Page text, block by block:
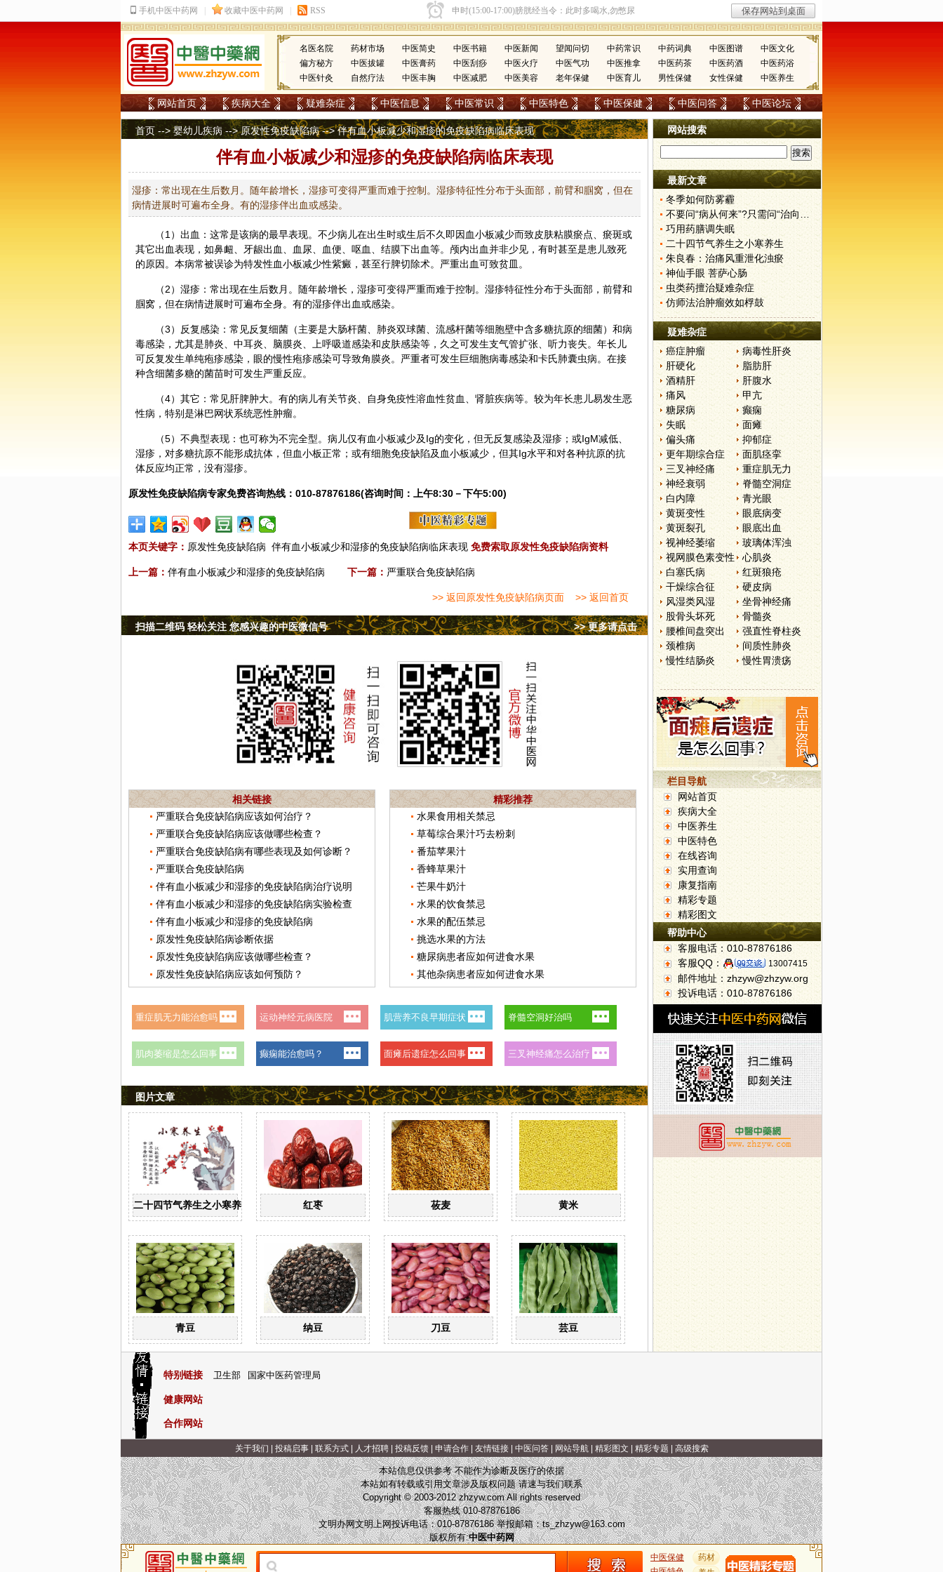
名医名院 药材市场 中医简史 中医书籍 中医新闻 望闻问切 中药常识 中药词典 中医图谱
中医文化
偏方秘方
中医拔罐 中医膏药 中医刮痧 中医火疗 中医气功 中医推拿 中医药茶 中医药酒
中医药浴
中医针灸
自然疗法 中医丰胸 中医减肥 中医美容 老年保健 中医育儿 男性保健 女性保健 中医养生
网站首页 疾病大全 疑难杂症 中医信息 中医常识 中医特色 中医保健 中医问答 中医论坛
首页 -->婴幼儿疾病-->原发性免疫缺陷病--> 伴有血小板减少和湿疹的免疫缺陷病临床表现
伴有血小板减少和湿疹的免疫缺陷病临床表现
湿疹：常出现在生后数月。随年龄增长，湿疹可变得严重而难于控制。湿疹特征性分布于头面部，前臂和腘窝，但在
病情进展时可遍布全身。有的湿疹伴出血或感染。
（1）出血：这常是该病的最早表现。不少病儿在出生时或生后不久即因血小板减少而致皮肤粘膜瘀点、瘀斑或
其它出血表现，如鼻衄、牙龈出血、血尿、血便、呕血、结膜下出血等。颅内出血并非少见，有时甚至是患儿致死
的原因。本病常被误诊为特发性血小板减少性紫癜，甚至行脾切除术。严重出血可致贫皿。
（2）湿疹：常出现在生后数月。随年龄增长，湿疹可变得严重而难于控制。湿疹特征性分布于头面部，前臂和
腘窝，但在病情进展时可遍布全身。有的湿疹伴出血或感染。
（3）反复感染：常见反复细菌（主要是大肠杆菌、肺炎双球菌、流感杆菌等细胞壁中含多糖抗原的细菌）和病
毒感染，尤其是肺炎、中耳炎、脑膜炎、上呼吸道感染和皮肤感染等，久之可发生支气管扩张、听力丧失。年长儿
可反复发生单纯疱疹感染，眼的慢性疱疹感染可导致角膜炎。严重者可发生巨细胞病毒感染和卡氏肺囊虫病。在接
种含细菌多糖的菌苗时可发生严重反应。
（4）其它：常见肝脾肿大。有的病儿有关节炎、自身免疫性溶血性贫血、肾脏疾病等。较为年长患儿易发生恶
性病，特别是淋巴网状系统恶性肿瘤。
（5）不典型表现：也可称为不完全型。病儿仅有血小板减少及Ig的变化，但无反复感染及湿疹；或IgM减低、
湿疹，对多糖抗原不能形成抗体，但血小板正常；或有细胞免疫缺陷及血小板减少，但其Ig水平和对各种抗原的抗
体反应均正常，没有湿疹。
原发性免疫缺陷病专家免费咨询热线：010-87876186(咨询时间：上午8:30－下午5:00)
本页关键字： 原发性免疫缺陷病 伴有血小板减少和湿疹的免疫缺陷病临床表现 免费索取原发性免疫缺陷病资料
上一篇： 伴有血小板减少和湿疹的免疫缺陷病 下一篇： 严重联合免疫缺陷病
>> 返回原发性免疫缺陷病页面 >> 返回首页
>> 更多请点击
扫描二维码 轻松关注 您感兴趣的中医微信号
相关链接
严重联合免疫缺陷病应该如何治疗？
严重联合免疫缺陷病应该做哪些检查？
严重联合免疫缺陷病有哪些表现及如何诊断？
严重联合免疫缺陷病
伴有血小板减少和湿疹的免疫缺陷病治疗说明
伴有血小板减少和湿疹的免疫缺陷病实验检查
伴有血小板减少和湿疹的免疫缺陷病
原发性免疫缺陷病诊断依据
原发性免疫缺陷病应该做哪些检查？
原发性免疫缺陷病应该如何预防？
精彩推荐
水果食用相关禁忌
草莓综合果汁巧去粉刺
番茄苹果汁
香蜂草果汁
芒果牛奶汁
水果的饮食禁忌
水果的配伍禁忌
挑选水果的方法
糖尿病患者应如何进食水果
其他杂病患者应如何进食水果
图片文章
二十四节气养生之小寒养生 红枣 莜麦 黄米
青豆 纳豆 刀豆 芸豆
网站搜索
最新文章
冬季如何防雾霾
不要问“病从何来”?只需问“治向何去”?
巧用药膳调失眠
二十四节气养生之小寒养生
朱良春：治痛风重泄化浊瘀
神仙手眼 菩萨心肠
虫类药擅治疑难杂症
仿师法治肿瘤效如桴鼓
疑难杂症
癌症肿瘤
病毒性肝炎
肝硬化
脂肪肝
酒精肝
肝腹水
痛风
甲亢
糖尿病
癫痫
失眠
面瘫
偏头痛
抑郁症
更年期综合症
面肌痉挛
三叉神经痛
重症肌无力
神经衰弱
脊髓空洞症
白内障
青光眼
黄斑变性
眼底病变
黄斑裂孔
眼底出血
视神经萎缩
玻璃体浑浊
视网膜色素变性
心肌炎
白塞氏病
红斑狼疮
干燥综合征
硬皮病
风湿类风湿
坐骨神经痛
股骨头坏死
骨髓炎
腰椎间盘突出
强直性脊柱炎
颈椎病
间质性肺炎
慢性结肠炎
慢性胃溃疡
栏目导航
网站首页
疾病大全
中医养生
中医特色
在线咨询
实用查询
康复指南
精彩专题
精彩图文
帮助中心
客服电话：010-87876186
客服QQ：
13007415
邮件地址：zhzyw@zhzyw.org
投诉电话：010-87876186
特别链接 卫生部 国家中医药管理局
健康网站
合作网站
关于我们 投稿启事| 联系方式| 人才招聘| 投稿反馈| 申请合作| 友情链接| 中医问答| 网站导航| 精彩图文 精彩专题 高级搜索
本站信息仅供参考 不能作为诊断及医疗的依据
本站如有转载或引用文章涉及版权问题 请速与我们联系
Copyright © 2003-2012 zhzyw.com All rights reserved
客服热线 010-87876186
文明办网文明上网投诉电话：010-87876186 举报邮箱：ts_zhzyw@163.com
版权所有:中医中药网
中医保健
药材